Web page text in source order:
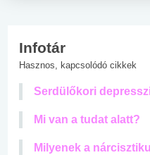
Infotár
Hasznos, kapcsolódó cikkek
Serdülőkori
Mi van a tudat alatt?
Milyenek a